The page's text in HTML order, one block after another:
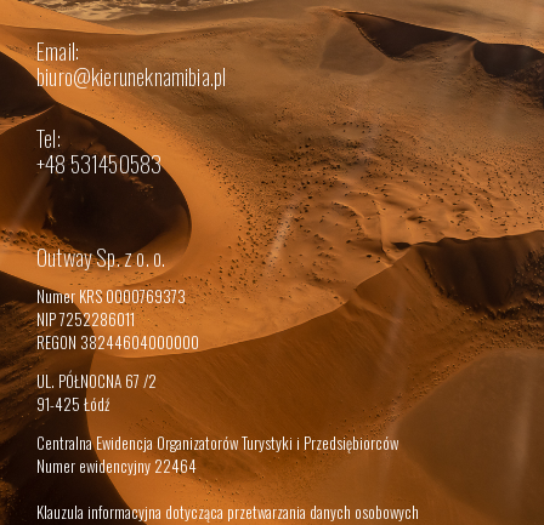
Email:
biuro@kieruneknamibia.pl
Tel:
+48 531450583
Outway Sp. z o. o.
Numer KRS 0000769373
NIP 7252286011
REGON 38244604000000
UL. PÓŁNOCNA 67 /2
91-425 Łódź
Centralna Ewidencja Organizatorów Turystyki i Przedsiębiorców
Numer ewidencyjny 22464
Klauzula informacyjna dotycząca przetwarzania danych osobowych